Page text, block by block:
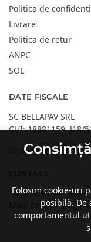
Politica de
Livrare
Politica de retur
ANPC
SOL
DATE FISCALE
SC BELLAPAV SRL
CUI: 18881159, J18/
Strada 30
Tel:0723 108 109
Folosim cookie-uri
posibilă. De
comportamentul